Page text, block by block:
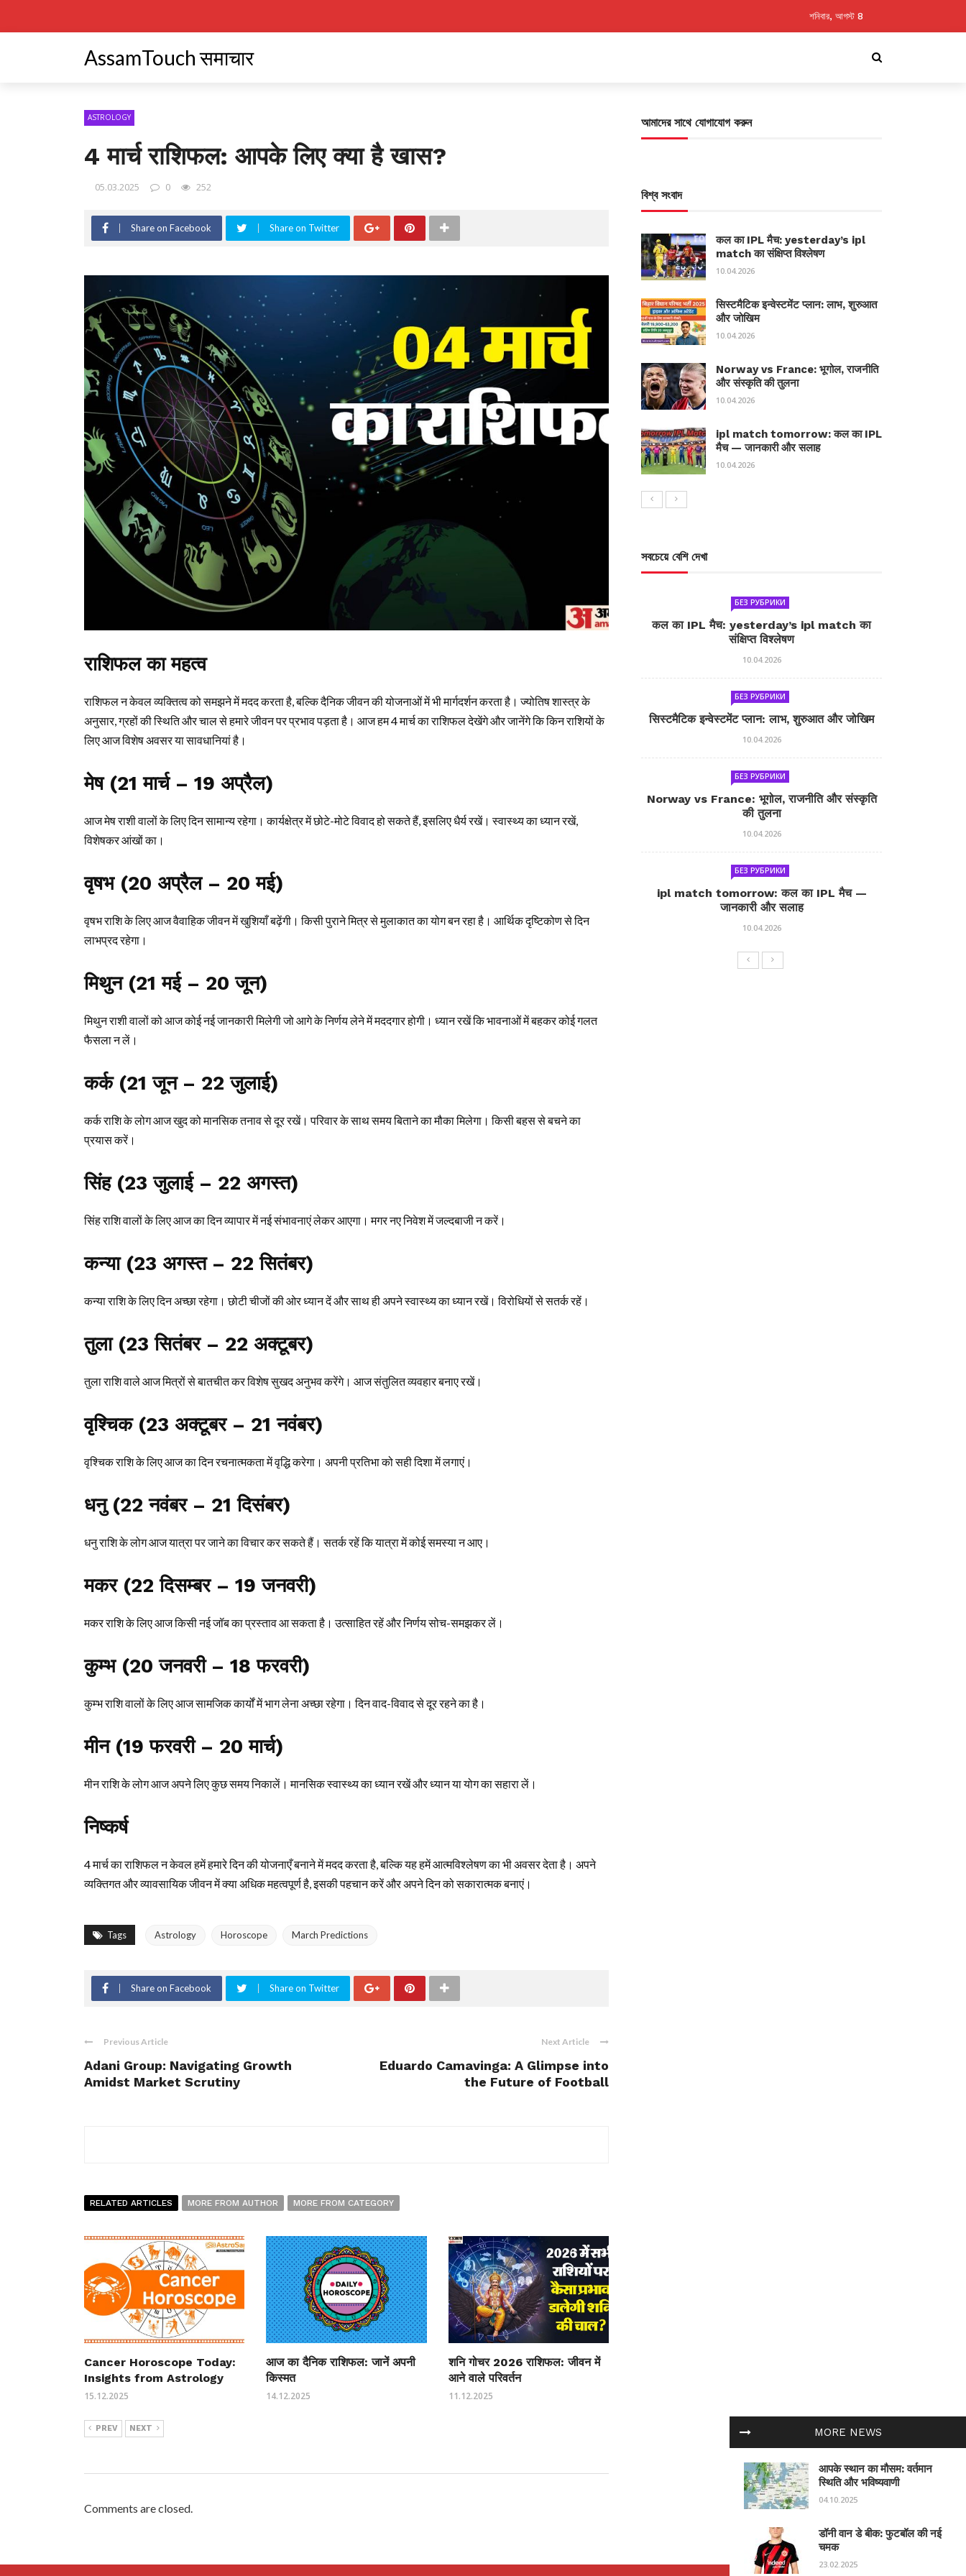
শনিবার, আগস্ট 8
AssamTouch समाचार
ASTROLOGY
4 मार्च राशिफल: आपके लिए क्या है खास?
05.03.2025 0 252
Share on Facebook Share on Twitter
राशिफल का महत्व
राशिफल न केवल व्यक्तित्व को समझने में मदद करता है, बल्कि दैनिक जीवन की योजनाओं में भी मार्गदर्शन करता है। ज्योतिष शास्त्र के
अनुसार, ग्रहों की स्थिति और चाल से हमारे जीवन पर प्रभाव पड़ता है। आज हम 4 मार्च का राशिफल देखेंगे और जानेंगे कि किन राशियों के
लिए आज विशेष अवसर या सावधानियां है।
मेष (21 मार्च – 19 अप्रैल)
आज मेष राशी वालों के लिए दिन सामान्य रहेगा। कार्यक्षेत्र में छोटे-मोटे विवाद हो सकते हैं, इसलिए धैर्य रखें। स्वास्थ्य का ध्यान रखें,
विशेषकर आंखों का।
वृषभ (20 अप्रैल – 20 मई)
वृषभ राशि के लिए आज वैवाहिक जीवन में खुशियाँ बढ़ेंगी। किसी पुराने मित्र से मुलाकात का योग बन रहा है। आर्थिक दृष्टिकोण से दिन
लाभप्रद रहेगा।
मिथुन (21 मई – 20 जून)
मिथुन राशी वालों को आज कोई नई जानकारी मिलेगी जो आगे के निर्णय लेने में मददगार होगी। ध्यान रखें कि भावनाओं में बहकर कोई गलत
फैसला न लें।
कर्क (21 जून – 22 जुलाई)
कर्क राशि के लोग आज खुद को मानसिक तनाव से दूर रखें। परिवार के साथ समय बिताने का मौका मिलेगा। किसी बहस से बचने का
प्रयास करें।
सिंह (23 जुलाई – 22 अगस्त)
सिंह राशि वालों के लिए आज का दिन व्यापार में नई संभावनाएं लेकर आएगा। मगर नए निवेश में जल्दबाजी न करें।
कन्या (23 अगस्त – 22 सितंबर)
कन्या राशि के लिए दिन अच्छा रहेगा। छोटी चीजों की ओर ध्यान दें और साथ ही अपने स्वास्थ्य का ध्यान रखें। विरोधियों से सतर्क रहें।
तुला (23 सितंबर – 22 अक्टूबर)
तुला राशि वाले आज मित्रों से बातचीत कर विशेष सुखद अनुभव करेंगे। आज संतुलित व्यवहार बनाए रखें।
वृश्चिक (23 अक्टूबर – 21 नवंबर)
वृश्चिक राशि के लिए आज का दिन रचनात्मकता में वृद्धि करेगा। अपनी प्रतिभा को सही दिशा में लगाएं।
धनु (22 नवंबर – 21 दिसंबर)
धनु राशि के लोग आज यात्रा पर जाने का विचार कर सकते हैं। सतर्क रहें कि यात्रा में कोई समस्या न आए।
मकर (22 दिसम्बर – 19 जनवरी)
मकर राशि के लिए आज किसी नई जॉब का प्रस्ताव आ सकता है। उत्साहित रहें और निर्णय सोच-समझकर लें।
कुम्भ (20 जनवरी – 18 फरवरी)
कुम्भ राशि वालों के लिए आज सामजिक कार्यों में भाग लेना अच्छा रहेगा। दिन वाद-विवाद से दूर रहने का है।
मीन (19 फरवरी – 20 मार्च)
मीन राशि के लोग आज अपने लिए कुछ समय निकालें। मानसिक स्वास्थ्य का ध्यान रखें और ध्यान या योग का सहारा लें।
निष्कर्ष
4 मार्च का राशिफल न केवल हमें हमारे दिन की योजनाएँ बनाने में मदद करता है, बल्कि यह हमें आत्मविश्लेषण का भी अवसर देता है। अपने
व्यक्तिगत और व्यावसायिक जीवन में क्या अधिक महत्वपूर्ण है, इसकी पहचान करें और अपने दिन को सकारात्मक बनाएं।
Tags Astrology Horoscope March Predictions
Share on Facebook Share on Twitter
Previous Article
Adani Group: Navigating Growth
Amidst Market Scrutiny
Next Article
Eduardo Camavinga: A Glimpse into
the Future of Football
RELATED ARTICLES MORE FROM AUTHOR MORE FROM CATEGORY
Cancer Horoscope Today:
Insights from Astrology
15.12.2025
आज का दैनिक राशिफल: जानें अपनी
किस्‍मत
14.12.2025
शनि गोचर 2026 राशिफल: जीवन में
आने वाले परिवर्तन
11.12.2025
PREV NEXT
Comments are closed.
MORE NEWS
आपके स्थान का मौसम: वर्तमान
स्थिति और भविष्यवाणी
04.10.2025
डॉनी वान डे बीक: फुटबॉल की नई
चमक
23.02.2025
আমাদের সাথে যোগাযোগ করুন
বিশ্ব সংবাদ
कल का IPL मैच: yesterday’s ipl
match का संक्षिप्त विश्लेषण
10.04.2026
सिस्टमैटिक इन्वेस्टमेंट प्लान: लाभ, शुरुआत
और जोखिम
10.04.2026
Norway vs France: भूगोल, राजनीति
और संस्कृति की तुलना
10.04.2026
ipl match tomorrow: कल का IPL
मैच — जानकारी और सलाह
10.04.2026
সবচেয়ে বেশি দেখা
БЕЗ РУБРИКИ
कल का IPL मैच: yesterday’s ipl match का
संक्षिप्त विश्लेषण
10.04.2026
БЕЗ РУБРИКИ
सिस्टमैटिक इन्वेस्टमेंट प्लान: लाभ, शुरुआत और जोखिम
10.04.2026
БЕЗ РУБРИКИ
Norway vs France: भूगोल, राजनीति और संस्कृति
की तुलना
10.04.2026
БЕЗ РУБРИКИ
ipl match tomorrow: कल का IPL मैच —
जानकारी और सलाह
10.04.2026